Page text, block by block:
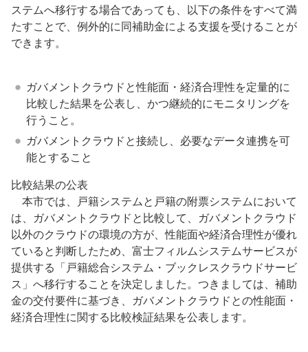
ステムへ移行する場合であっても、以下の条件をすべて満
たすことで、例外的に同補助金による支援を受けることが
できます。
ガバメントクラウドと性能面・経済合理性を定量的に
比較した結果を公表し、かつ継続的にモニタリングを
行うこと。
ガバメントクラウドと接続し、必要なデータ連携を可
能とすること
比較結果の公表
本市では、戸籍システムと戸籍の附票システムにおいて
は、ガバメントクラウドと比較して、ガバメントクラウド
以外のクラウドの環境の方が、性能面や経済合理性が優れ
ていると判断したため、富士フィルムシステムサービスが
提供する「戸籍総合システム・ブックレスクラウドサービ
ス」へ移行することを決定しました。つきましては、補助
金の交付要件に基づき、ガバメントクラウドとの性能面・
経済合理性に関する比較検証結果を公表します。